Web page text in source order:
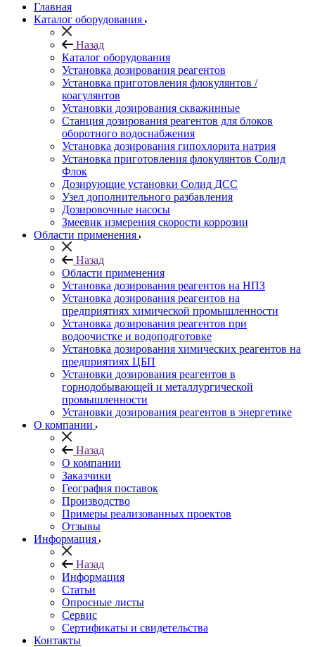
Главная
Каталог оборудования
Назад
Каталог оборудования
Установка дозирования реагентов
Установка приготовления флокулянтов /
коагулянтов
Установки дозирования скважинные
Станция дозирования реагентов для блоков
оборотного водоснабжения
Установка дозирования гипохлорита натрия
Установка приготовления флокулянтов Солид
Флок
Дозирующие установки Солид ДСС
Узел дополнительного разбавления
Дозировочные насосы
Змеевик измерения скорости коррозии
Области применения
Назад
Области применения
Установка дозирования реагентов на НПЗ
Установка дозирования реагентов на
предприятиях химической промышленности
Установка дозирования реагентов при
водоочистке и водоподготовке
Установка дозирования химических реагентов на
предприятиях ЦБП
Установки дозирования реагентов в
горнодобывающей и металлургической
промышленности
Установки дозирования реагентов в энергетике
О компании
Назад
О компании
Заказчики
География поставок
Производство
Примеры реализованных проектов
Отзывы
Информация
Назад
Информация
Статьи
Опросные листы
Сервис
Сертификаты и свидетельства
Контакты